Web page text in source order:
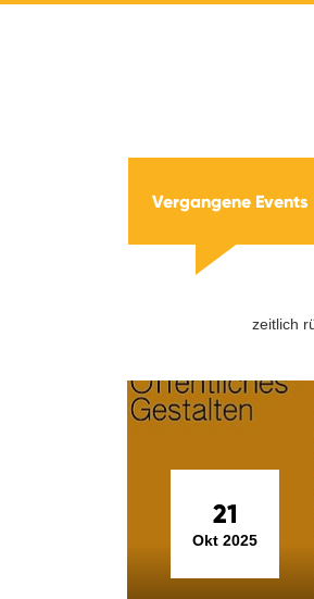
Vergangene Events
zeitlich
21
Okt 2025